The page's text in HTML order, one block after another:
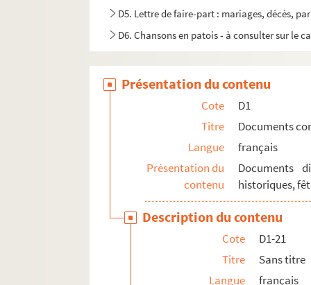
D5. Lettre de faire-part : mariages, décès,
D6. Chansons en patois - à consulter sur le
D8. Collection d'Ex-libris
Présentation du contenu
Cote
D1
Titre
Documents
Langue
français
Présentation du
contenu
Documents
historiques,
Description du contenu
Cote
D1-21
Titre
Sans titre
Langue
français